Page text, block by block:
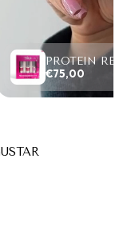
€75,00